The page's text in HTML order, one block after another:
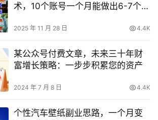
术，10个账号一个月能做出6-7个万
2025 年 11 月 28 日 4.4K
某公众号付费文章，未来三十年财
富增长策略：一步步积累您的资产
2024 年 7 月 8 日 4.4K
个性汽车壁纸副业思路，一个月变